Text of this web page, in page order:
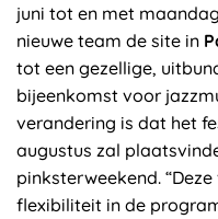
juni tot en met
nieuwe team de site in
tot een gezellige,
bijeenkomst voor
verandering is dat het
augustus zal
pinksterweekend.
flexibiliteit in de